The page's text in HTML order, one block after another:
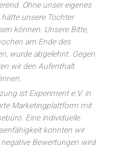
Ohne unser eigenes
unsere Tochter
können. Unsere Bitte,
am Ende des
wurde abgelehnt. Gegen
wir den Aufenthalt
ist Experiment e.V. in
Marketingplattform mit
Eine individuelle
konnten wir
Bewertungen wird